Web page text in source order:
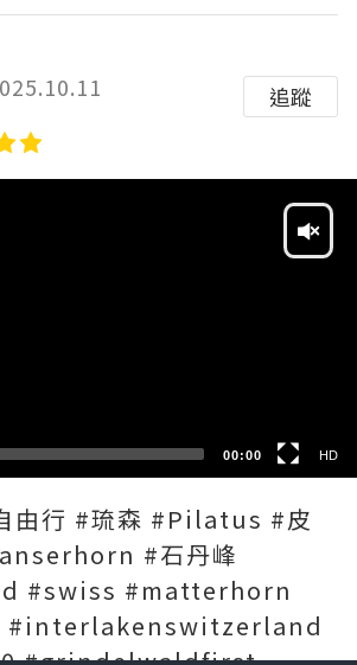
追蹤
00:00 HD
由行 #琉森 #Pilatus #皮
#石丹峰
#swiss #matterhorn